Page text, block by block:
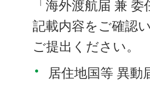
「海外渡航届 兼
記載内容をご確認
ご提出ください。
居住地国等 異動